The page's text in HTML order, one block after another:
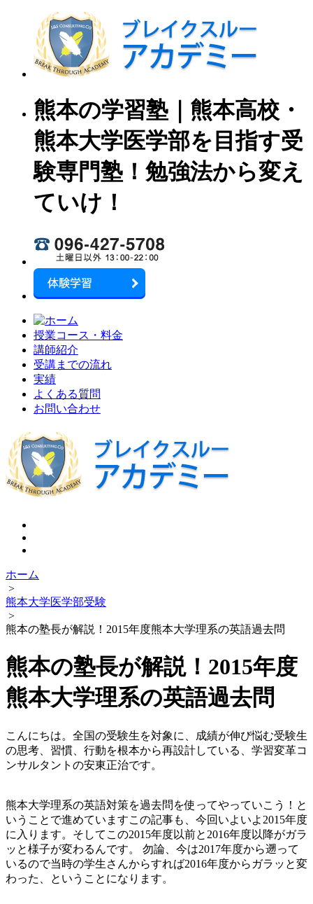
熊本の学習塾｜熊本高校・
熊本大学医学部を目指す受
験専門塾！勉強法から変え
ていけ！
授業コース・料金
講師紹介
受講までの流れ
実績
よくある質問
お問い合わせ
ホーム
>
熊本大学医学部受験
>
熊本の塾長が解説！2015年度熊本大学理系の英語過去問
熊本の塾長が解説！2015年度
熊本大学理系の英語過去問
こんにちは。全国の受験生を対象に、成績が伸び悩む受験生
の思考、習慣、行動を根本から再設計している、学習変革コ
ンサルタントの安東正治です。
熊本大学理系の英語対策を過去問を使ってやっていこう！と
いうことで進めていますこの記事も、今回いよいよ2015年度
に入ります。そしてこの2015年度以前と2016年度以降がガラ
ッと様子が変わるんです。 勿論、今は2017年度から遡って
いるので当時の学生さんからすれば2016年度からガラッと変
わった、ということになります。